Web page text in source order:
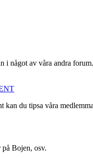
i något av våra andra forum.
du tipsa våra
Bojen, osv.